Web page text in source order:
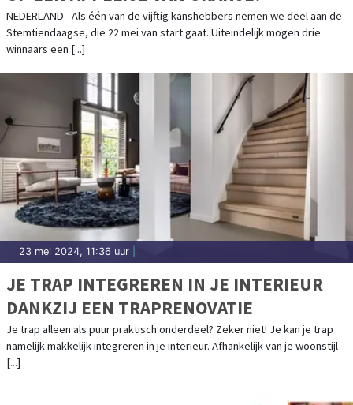
NEDERLAND - Als één van de vijftig kanshebbers nemen we deel aan de
Stemtiendaagse, die 22 mei van start gaat. Uiteindelijk mogen drie
winnaars een [...]
23 mei 2024, 11:36 uur
JE TRAP INTEGREREN IN JE INTERIEUR
DANKZIJ EEN TRAPRENOVATIE
Je trap alleen als puur praktisch onderdeel? Zeker niet! Je kan je trap
namelijk makkelijk integreren in je interieur. Afhankelijk van je woonstijl
[...]